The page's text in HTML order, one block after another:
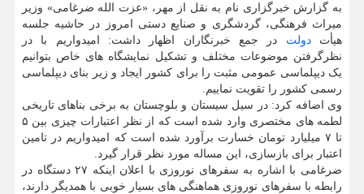
به گزارش خبرگزاری نام به نقل از مهر، «عزت الله ضرغامی» وزیر
میراث فرهنگی، گردشگری و صنایع دستی امروز در حاشیه جلسه
هیأتدولت در جمع خبرنگاران اظهار داشت: امیدواریم با در
نظرگرفتن موضوعات مختلف و تشکیل نمایشگاه های خاص بتوانیم
یک دیپلماسی عمومی مثبت را برای کشور ایجاد و زیر بنای دیپلماسی
رسمی کشور را تقویت نماییم.
وی اضافه کرد: در سیل سیستان و بلوچستان به برخی بناهای تاریخی
لطمه های مختصری وارد شده است که از نظر اعتبارات چیزی بین ۵
تا ۷ میلیارد تومان خسارت برآورد شده است که امیدواریم در تامین
اعتبار برای بازسازی، این مساله مورد نظر قرار گیرد.
ضرغامی با اشاره به سفرهای نوروزی با اعلان اینکه ۲۷ دستگاه در
رابطه با سفرهای نوروزی هماهنگی های بسیار خوبی با همدیگر دارند،